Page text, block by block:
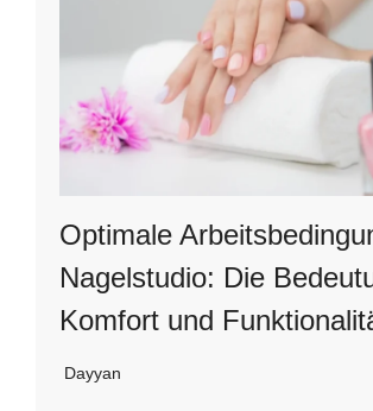
Optimale
Nagelstudio: Die
Komfort und
Dayyan